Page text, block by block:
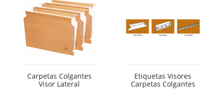
Carpetas Colgantes
Visor Lateral
Etiquetas Visores
Carpetas Colgantes